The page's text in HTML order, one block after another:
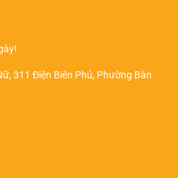
311 Điện Biên Phủ, Phường Bàn